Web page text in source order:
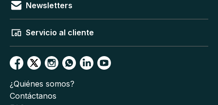
Newsletters
Servicio al cliente
¿Quiénes somos?
Contáctanos